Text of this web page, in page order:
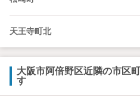
天王寺町北
大阪市阿倍野区近隣の市区
す